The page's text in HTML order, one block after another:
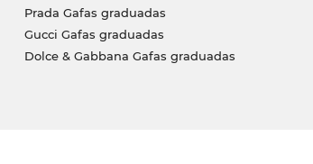
Prada Gafas graduadas
Gucci Gafas graduadas
Dolce & Gabbana Gafas graduadas